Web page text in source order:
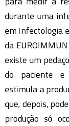
durante uma
em Infectologia
da
existe um
do paciente e
estimula a
que, depois,
produção só